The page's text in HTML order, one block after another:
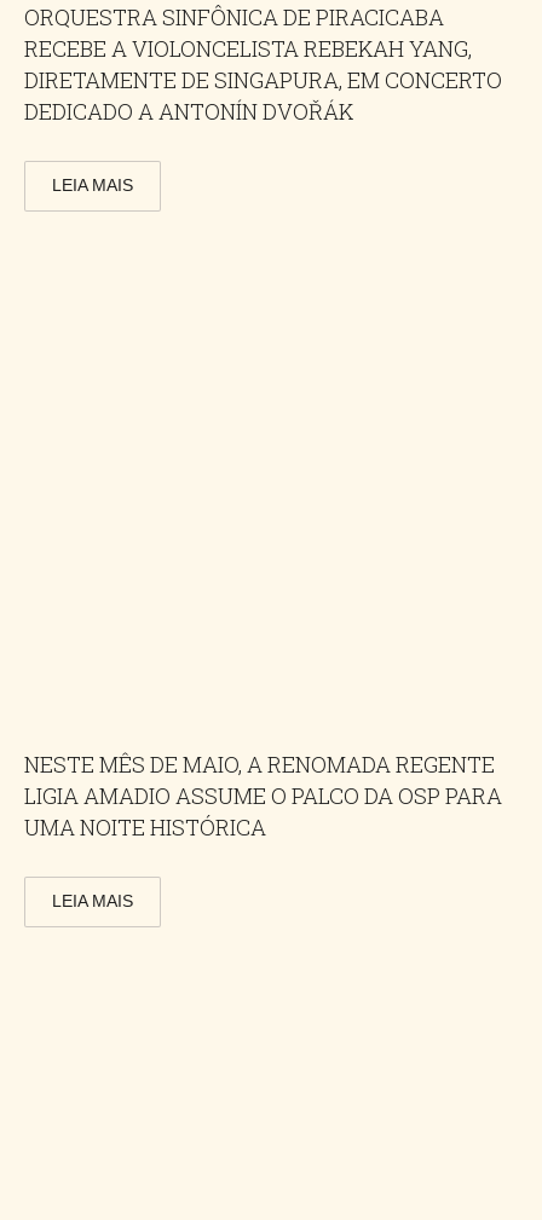
ORQUESTRA SINFÔNICA DE PIRACICABA
RECEBE A VIOLONCELISTA REBEKAH YANG,
DIRETAMENTE DE SINGAPURA, EM CONCERTO
DEDICADO A ANTONÍN DVOŘÁK
LEIA MAIS
NESTE MÊS DE MAIO, A RENOMADA REGENTE
LIGIA AMADIO ASSUME O PALCO DA OSP PARA
UMA NOITE HISTÓRICA
LEIA MAIS